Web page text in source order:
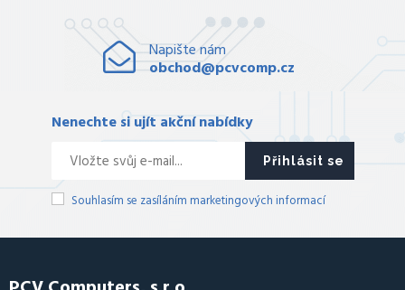
Napište nám
obchod@pcvcomp.cz
Nenechte si ujít akční nabídky
Přihlásit se
Souhlasím se zasíláním marketingových informací